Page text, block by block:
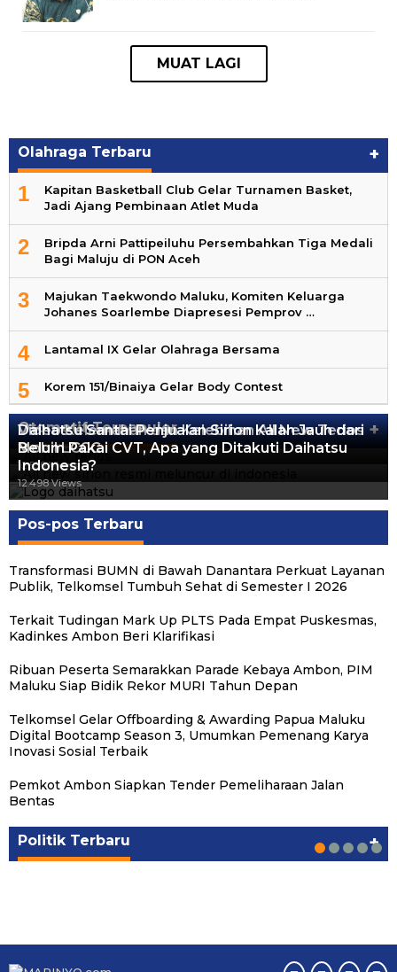
Olahraga Terbaru +
1
Kapitan Basketball Club Gelar Turnamen Basket,
Jadi Ajang Pembinaan Atlet Muda
2
Bripda Arni Pattipeiluhu Persembahkan Tiga Medali
Bagi Maluju di PON Aceh
3
Majukan Taekwondo Maluku, Komiten Keluarga
Johanes Soarlembe Diapresesi Pemprov …
4 Lantamal IX Gelar Olahraga Bersama
5 Korem 151/Binaiya Gelar Body Contest
Otomotif Terpopuler +
Video Kelemahan dan Kelebihan All New Terios
13.424 Views
Daihatsu Santai Penjualan Sirion Kalah Jauh dari
Mobil LCGC
12.559 Views
Belum Pakai CVT, Apa yang Ditakuti Daihatsu
Indonesia?
12.498 Views
Pos-pos Terbaru
Transformasi BUMN di Bawah Danantara Perkuat Layanan
Publik, Telkomsel Tumbuh Sehat di Semester I 2026
Terkait Tudingan Mark Up PLTS Pada Empat Puskesmas,
Kadinkes Ambon Beri Klarifikasi
Ribuan Peserta Semarakkan Parade Kebaya Ambon, PIM
Maluku Siap Bidik Rekor MURI Tahun Depan
Telkomsel Gelar Offboarding & Awarding Papua Maluku
Digital Bootcamp Season 3, Umumkan Pemenang Karya
Inovasi Sosial Terbaik
Pemkot Ambon Siapkan Tender Pemeliharaan Jalan
Bentas
Politik Terbaru +
Michael Wattimena : Blok Masela Mulai
Politik | Juni 24, 2026
Putra Maluku Pimpin Penegakan Hukum ESDM,
Politik | Juni 24, 2026
Milad ke-24 PKS Maluku, Ratusan Warga
Politik | Mei 17, 2026
PKS Targetkan Peningkatan Kursi Legislatif
Politik | Agustus 24, 2025
Gubernur Maluku Harap PKS Terus
Politik | Agustus 24, 2025